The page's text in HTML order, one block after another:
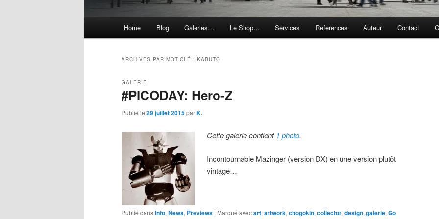
Home Blog Galeries… Le Shop… Services References Auteur Contact
ARCHIVES PAR MOT-CLÉ : KABUTO
#PICODAY: Hero-Z
GALERIE
Publié le 29 juillet 2015parK.
Cette galerie contient 1 photo.
Incontournable Mazinger (version DX) en une version plutôt
vintage…
Publié dansInfo, News, Previews | Marqué avecart, artwork, chogokin, collector, design, galerie, Go